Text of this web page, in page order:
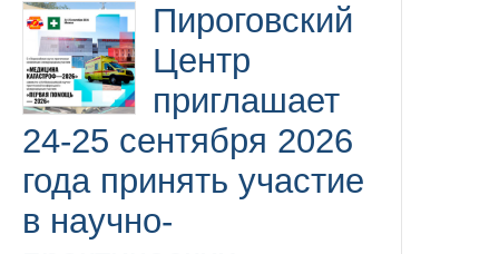
Пироговский
Центр
приглашает
24-25 сентября 2026
года принять участие
в научно-